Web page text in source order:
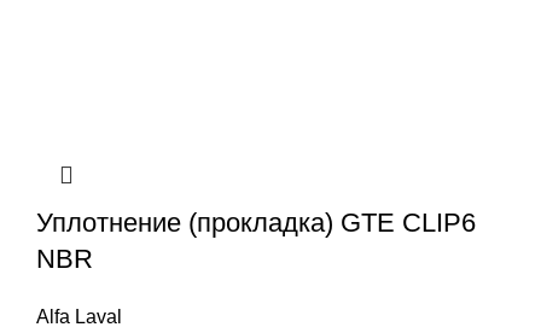
Уплотнение (прокладка) GTE CLIP6
NBR
Alfa Laval